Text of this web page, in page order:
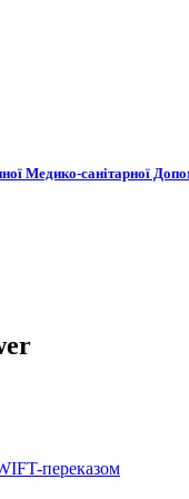
Медико-санітарної
переказом